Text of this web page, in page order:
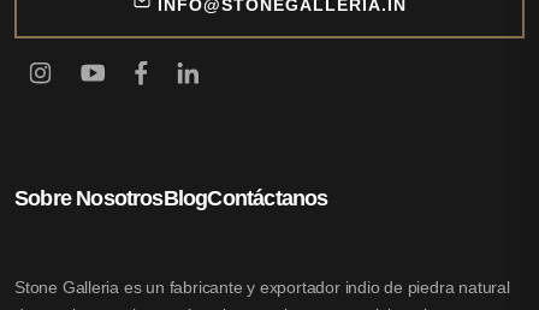
Sobre NosotrosBlogContáctanos
Stone Galleria es un fabricante y exportador indio de piedra natural
INFO@STONEGALLERIA.IN